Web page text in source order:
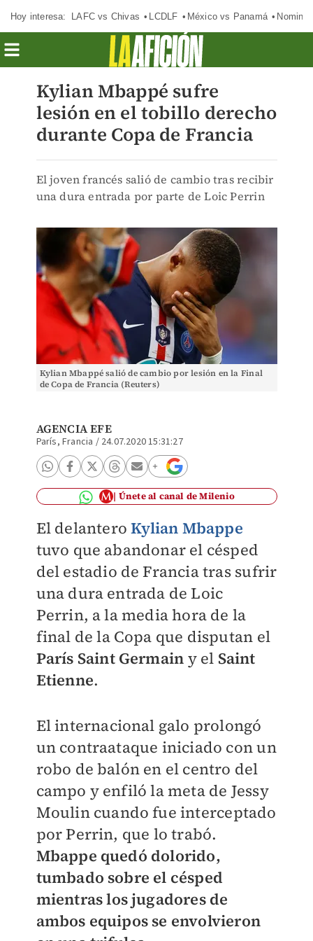
Hoy interesa: LAFC vs Chivas LCDLF México vs Panamá
Kylian Mbappé sufre
lesión en el tobillo derecho
durante Copa de Francia
El joven francés salió de cambio tras recibir
una dura entrada por parte de Loic Perrin
Kylian Mbappé salió de cambio por lesión en la Final
de Copa de Francia (Reuters)
AGENCIA EFE
París, Francia / 24.07.2020 15:31:27
Únete al canal de Milenio
El delanteroKylian Mbappe
tuvo que abandonar el césped
del estadio de Francia tras sufrir
una dura entrada de Loic
Perrin, a la media hora de la
final de la Copa que disputan el
París Saint Germain y el Saint
Etienne.
El internacional galo prolongó
un contraataque iniciado con un
robo de balón en el centro del
campo y enfiló la meta de Jessy
Moulin cuando fue interceptado
por Perrin, que lo trabó.
Mbappe quedó dolorido,
tumbado sobre el césped
mientras los jugadores de
ambos equipos se envolvieron